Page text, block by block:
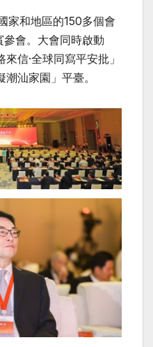
家和地區的150多個會
會。大會同時啟動
信·全球同寫平安批」
汕家園」平臺。